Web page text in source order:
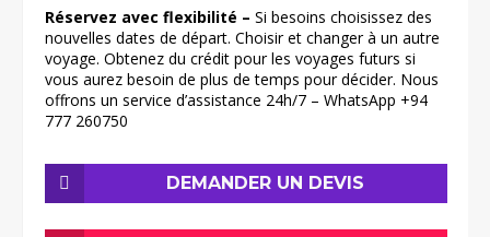
Réservez avec flexibilité – Si besoins choisissez des
nouvelles dates de départ. Choisir et changer à un autre
voyage. Obtenez du crédit pour les voyages futurs si
vous aurez besoin de plus de temps pour décider. Nous
offrons un service d’assistance 24h/7 – WhatsApp +94
777 260750
DEMANDER UN DEVIS